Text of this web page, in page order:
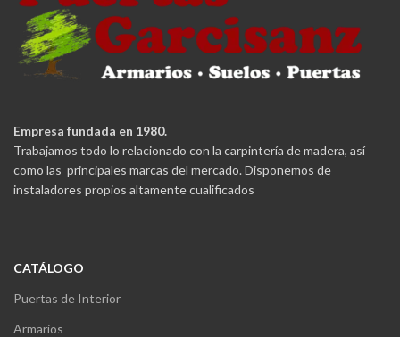
Empresa fundada en 1980.
Trabajamos todo lo relacionado con la carpintería de madera, así
como las principales marcas del mercado. Disponemos de
instaladores propios altamente cualificados
CATÁLOGO
Puertas de Interior
Armarios